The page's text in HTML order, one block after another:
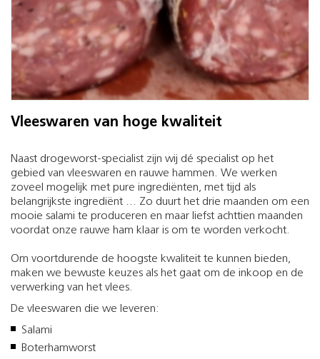
Vleeswaren van hoge kwaliteit
Naast drogeworst-specialist zijn wij dé specialist op het
gebied van vleeswaren en rauwe hammen. We werken
zoveel mogelijk met pure ingrediënten, met tijd als
belangrijkste ingrediënt ... Zo duurt het drie maanden om een
mooie salami te produceren en maar liefst achttien maanden
voordat onze rauwe ham klaar is om te worden verkocht.
Om voortdurende de hoogste kwaliteit te kunnen bieden,
maken we bewuste keuzes als het gaat om de inkoop en de
verwerking van het vlees.
De vleeswaren die we leveren:
Salami
Boterhamworst